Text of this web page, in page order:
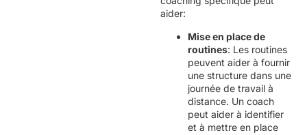
aider:
Mise en place de
routines: Les routines
peuvent aider à fournir
une structure dans une
journée de travail à
distance. Un coach
peut aider à identifier
et à mettre en place